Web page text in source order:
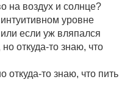
на воздух и солнце?
уровне
если уж вляпался
откуда-то знаю, что
откуда-то знаю, что пить